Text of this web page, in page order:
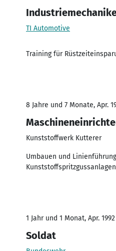
TI Automotive
Training für
8 Jahre und 7 Monate, Apr.
Kunststoffwerk Kutterer
Umbauen und
Kunststoffspritzgussanlagen
1 Jahr und 1 Monat, Apr.
Soldat